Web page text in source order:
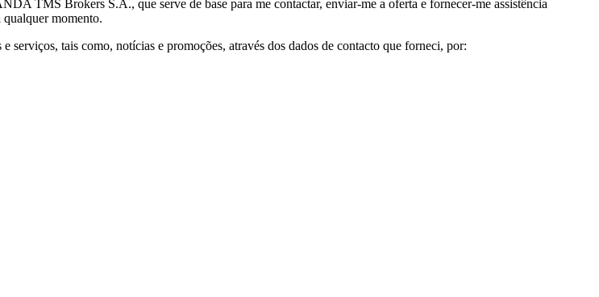
TMS Brokers S.A., que serve de base para me contactar, enviar-me a oferta e fornecer-me assistência
qualquer momento.
tais como, notícias e promoções, através dos dados de contacto que forneci, por: